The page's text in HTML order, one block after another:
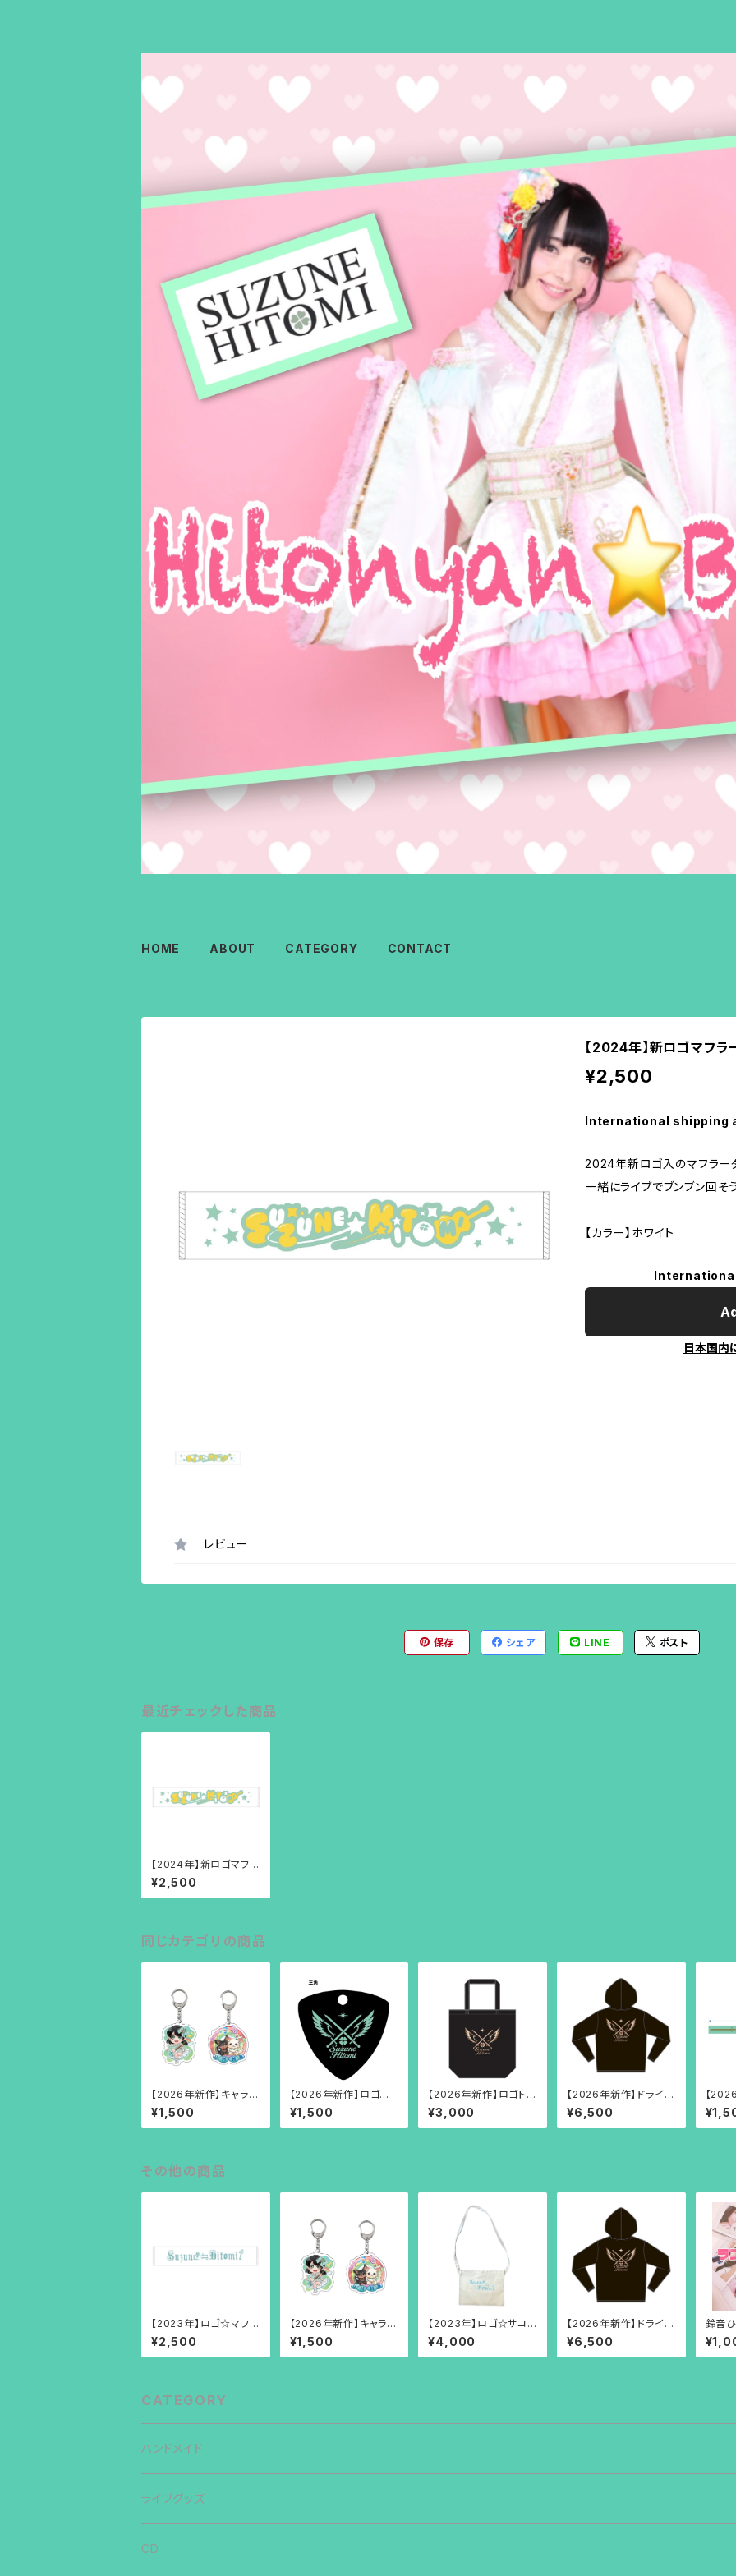
HOME ABOUT CATEGORY CONTACT
【2024年】新ロゴマフラ
¥2,500
International shipping
2024年新ロゴ入のマフラー
一緒にライブでブンブン回そ
【カラー】ホワイト
日本国内
レビュー
保存 シェア LINE ポスト
最近チェックした商品
【2024年】新ロゴマフラ
ータオル
¥2,500
同じカテゴリの商品
【2026年新作】キャラア
クリルキーホルダー
¥1,500
【2026年新作】ロゴピッ
クキーホルダー
¥1,500
【2026年新作】ロゴトー
トバッグ
¥3,000
【2026年新作】ドライメ
ッシュパーカー
¥6,500
【
ーバ
その他の商品
【2023年】ロゴ☆マフラ
ータオル
¥2,500
【2026年新作】キャラア
クリルキーホルダー
¥1,500
【2023年】ロゴ☆サコッ
シュ
¥4,000
【2026年新作】ドライメ
ッシュパーカー
¥6,500
鈴音
ンダ
し)
CATEGORY
ハンドメイド
ライブグッズ
CD